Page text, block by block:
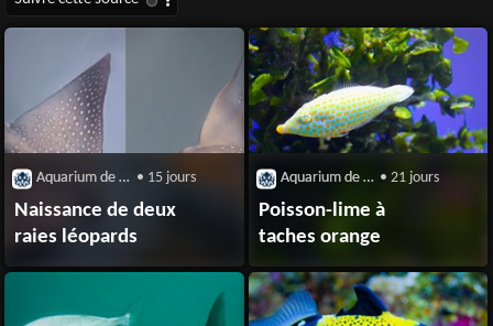
Aquarium de Biarrtiz • 15 jours
Naissance de deux
raies léopards
Aquarium de Biarrtiz • 21 jours
Poisson-lime à
taches orange